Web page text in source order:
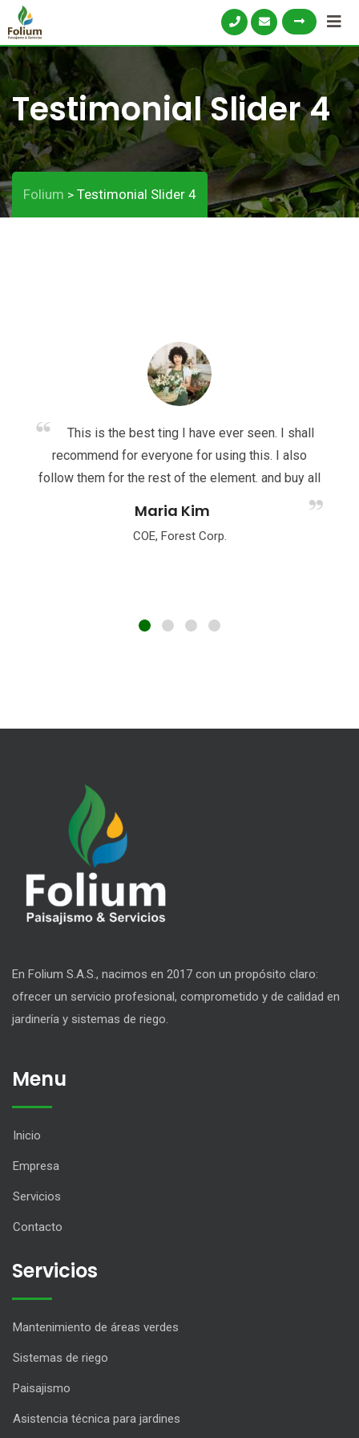
Testimonial Slider 4
Folium > Testimonial Slider 4
This is the best ting I have ever seen. I shall
recommend for everyone for using this. I also
follow them for the rest of the element. and buy all
Maria Kim
COE, Forest Corp.
En Folium S.A.S., nacimos en 2017 con un propósito claro:
ofrecer un servicio profesional, comprometido y de calidad en
jardinería y sistemas de riego.
Menu
Inicio
Empresa
Servicios
Contacto
Servicios
Mantenimiento de áreas verdes
Sistemas de riego
Paisajismo
Asistencia técnica para jardines